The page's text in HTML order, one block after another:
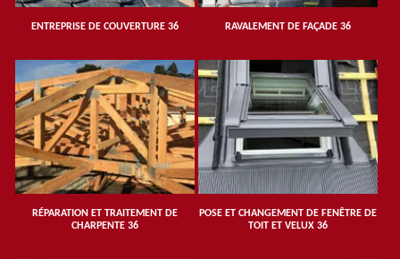
ENTREPRISE DE COUVERTURE 36 RAVALEMENT DE FAÇADE 36
RÉPARATION ET TRAITEMENT DE
CHARPENTE 36
POSE ET CHANGEMENT DE FENÊTRE DE
TOIT ET VELUX 36